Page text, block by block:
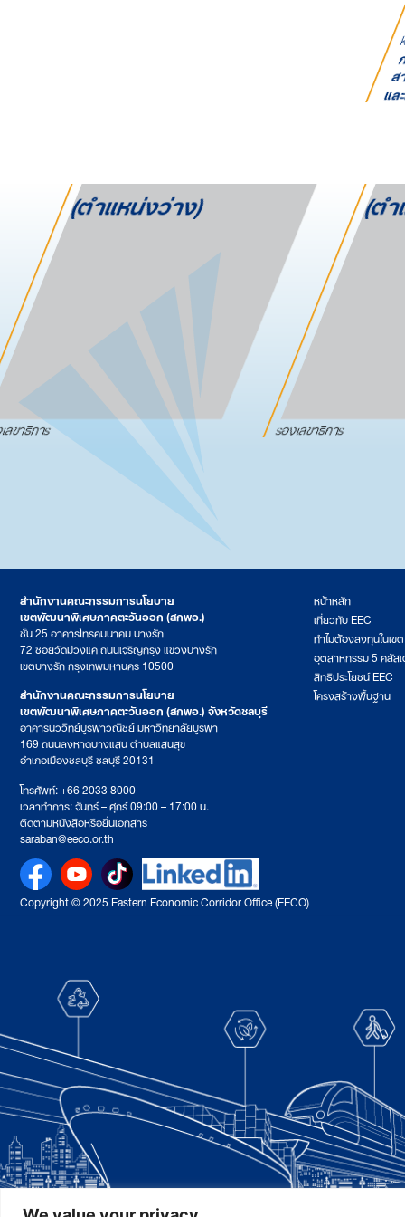
ส
แล
(ตำแหน่งว่าง)
ลขาธิการ
(ต
รองเลขาธิการ
สำนักงานคณะกรรมการนโยบาย
เขตพัฒนาพิเศษภาคตะวันออก (สกพอ.)
ชั้น 25 อาคารโทรคมนาคม บางรัก
72 ซอยวัดม่วงแค ถนนเจริญกรุง แขวงบางรัก
เขตบางรัก กรุงเทพมหานคร 10500
สำนักงานคณะกรรมการนโยบาย
เขตพัฒนาพิเศษภาคตะวันออก (สกพอ.) จังหวัดชลบุรี
อาคารนววิทย์บูรพาวณิชย์ มหาวิทยาลัยบูรพา
169 ถนนลงหาดบางแสน ตำบลแสนสุข
อำเภอเมืองชลบุรี ชลบุรี 20131
โทรศัพท์: +66 2033 8000
เวลาทำการ: จันทร์ – ศุกร์ 09:00 – 17:00 น.
ติดตามหนังสือหรือยื่นเอกสาร
saraban@eeco.or.th
หน้าหลัก
เกี่ยวกับ EEC
ทำไมต้องลงทุนในเข
อุตสาหกรรม 5 คลัส
สิทธิประโยชน์ EEC
โครงสร้างพื้นฐาน
Copyright © 2025 Eastern Economic Corridor Office (EECO)